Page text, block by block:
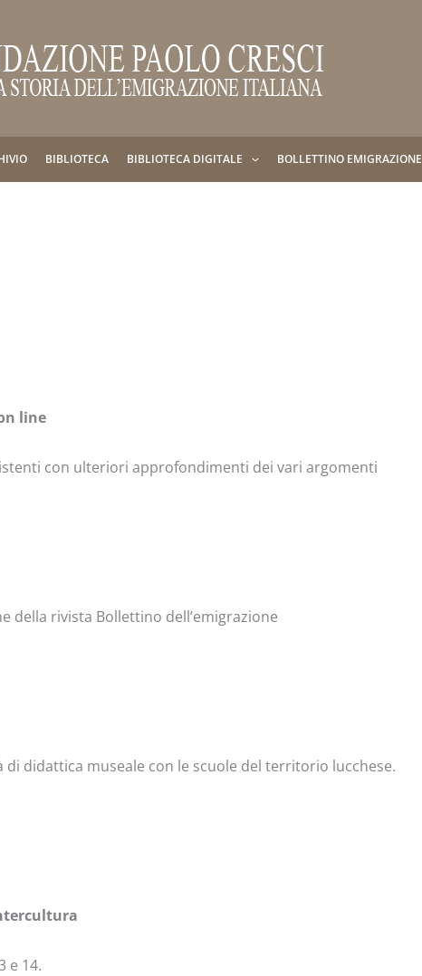
BIBLIOTECA BIBLIOTECA DIGITALE BOLLETTINO EMIGRAZIONE
line
con ulteriori approfondimenti dei vari argomenti
della rivista Bollettino dell’emigrazione
didattica museale con le scuole del territorio lucchese.
e 14.